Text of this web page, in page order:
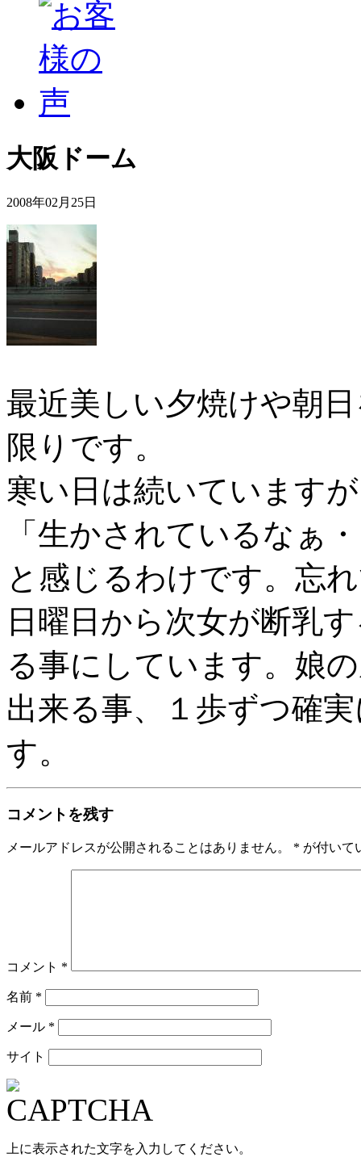
大阪ドーム
2008年02月25日
最近美しい夕焼けや朝
限りです。
寒い日は続いています
「生かされているなぁ
と感じるわけです。忘
日曜日から次女が断乳
る事にしています。娘
出来る事、１歩ずつ確
す。
コメントを残す
メールアドレスが公開されることはありません。 * が付いて
コメント *
名前 *
メール *
サイト
上に表示された文字を入力してください。